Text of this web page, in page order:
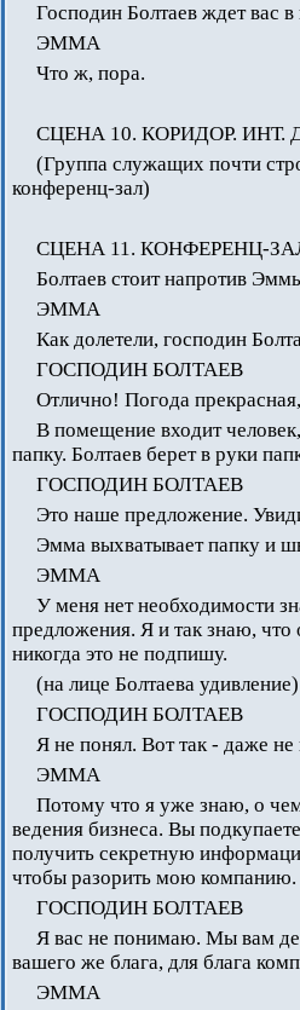
Господин Болтаев ждет вас
ЭММА
Что ж, пора.
СЦЕНА 10. КОРИДОР. ИНТ.
(Группа служащих почти
конференц-зал)
СЦЕНА 11. КОНФЕРЕНЦ-
Болтаев стоит напротив
ЭММА
Как долетели, господин
ГОСПОДИН БОЛТАЕВ
Отлично! Погода
В помещение входит
папку. Болтаев берет в руки
ГОСПОДИН БОЛТАЕВ
Это наше предложение.
Эмма выхватывает папку и
ЭММА
У меня нет необходимости
предложения. Я и так знаю,
никогда это не подпишу.
(на лице Болтаева удивление)
ГОСПОДИН БОЛТАЕВ
Я не понял. Вот так - даже не
ЭММА
Потому что я уже знаю, о
ведения бизнеса. Вы
получить секретную
чтобы разорить мою компанию.
ГОСПОДИН БОЛТАЕВ
Я вас не понимаю. Мы вам
вашего же блага, для блага
ЭММА